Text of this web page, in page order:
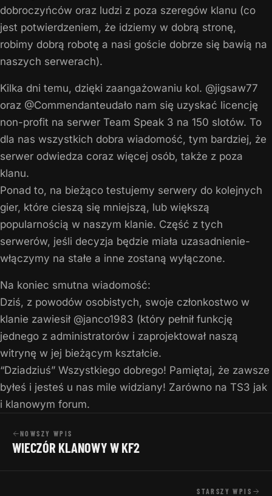
dobroczyńców oraz ludzi z poza szeregów klanu (co
jest potwierdzeniem, że idziemy w dobrą stronę,
robimy dobrą robotę a nasi goście dobrze się bawią na
naszych serwerach).
Kilka dni temu, dzięki zaangażowaniu kol. @jigsaw77
oraz @Commendanteudało nam się uzyskać licencję
non-profit na serwer Team Speak 3 na 150 slotów. To
dla nas wszystkich dobra wiadomość, tym bardziej, że
serwer odwiedza coraz więcej osób, także z poza
klanu.
Ponad to, na bieżąco testujemy serwery do kolejnych
gier, które cieszą się mniejszą, lub większą
popularnością w naszym klanie. Część z tych
serwerów, jeśli decyzja będzie miała uzasadnienie-
włączymy na stałe a inne zostaną wyłączone.
Na koniec smutna wiadomość:
Dziś, z powodów osobistych, swoje członkostwo w
klanie zawiesił @janco1983 (który pełnił funkcję
jednego z administratorów i zaprojektował naszą
witrynę w jej bieżącym kształcie.
“Dziadziuś” Wszystkiego dobrego! Pamiętaj, że zawsze
byłeś i jesteś u nas mile widziany! Zarówno na TS3 jak
i klanowym forum.
NOWSZY WPIS
WIECZÓR KLANOWY W KF2
STARSZY WPIS